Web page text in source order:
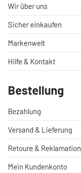
Wir über uns
Sicher einkaufen
Markenwelt
Hilfe & Kontakt
Bestellung
Bezahlung
Versand & Lieferung
Retoure & Reklamation
Mein Kundenkonto